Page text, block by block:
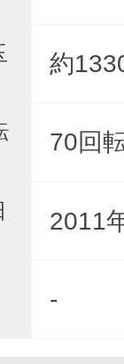
約
70回
2011
-